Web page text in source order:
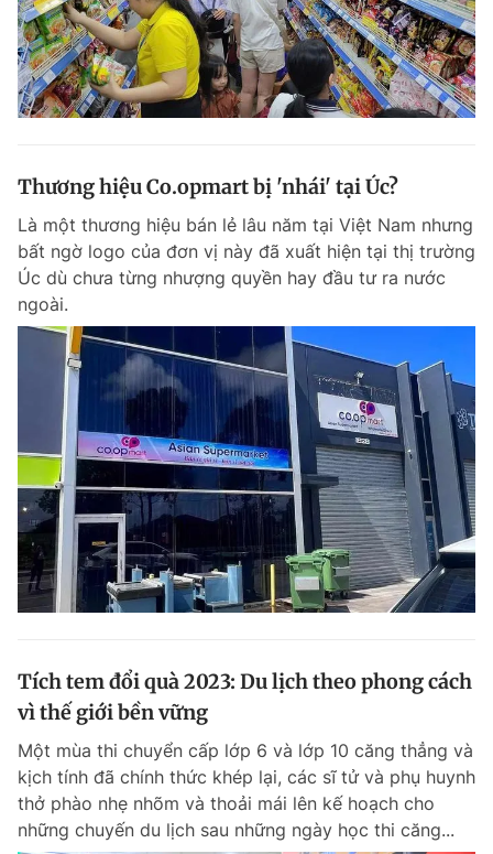
0906 645 777 0908 780 404
Đặt báo Quảng cáo RSS Tòa soạn Chính sách bảo
Tổng biên tập: Nguyễn Ngọc Toàn
Tổng thư ký tòa soạn: Đức Trung
Giấy phép xuất bản số 110/GP - BTTTT cấp ngày 24.3.2020
© 2003-2026 Bản quyền thuộc về Báo Thanh Niên. Cấm sao chép
dưới mọi hình thức nếu không có sự chấp thuận bằng văn bản.
Phát triển bởi ePi Technologies, JSC.
Thương hiệu Co.opmart bị 'nhái' tại Úc?
Là một thương hiệu bán lẻ lâu năm tại Việt Nam nhưng
bất ngờ logo của đơn vị này đã xuất hiện tại thị trường
Úc dù chưa từng nhượng quyền hay đầu tư ra nước
ngoài.
Tích tem đổi quà 2023: Du lịch theo phong cách
vì thế giới bền vững
Một mùa thi chuyển cấp lớp 6 và lớp 10 căng thẳng và
kịch tính đã chính thức khép lại, các sĩ tử và phụ huynh
thở phào nhẹ nhõm và thoải mái lên kế hoạch cho
những chuyến du lịch sau những ngày học thi căng...